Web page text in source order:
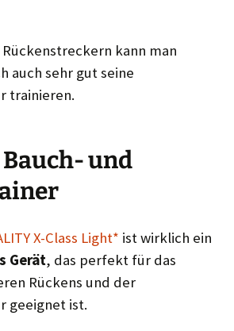
kann man
auch sehr gut seine
trainieren.
Bauch- und
X-Class Light* ist wirklich ein
Gerät, das perfekt für das
Rückens und der
geeignet ist.